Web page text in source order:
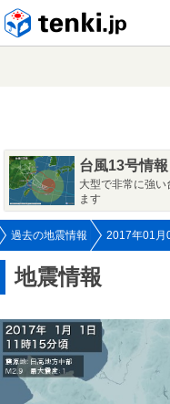
台風13号情報
大型で非常に強
ます
過去の地震情報 2017年01月
地震情報